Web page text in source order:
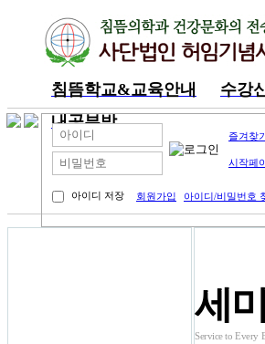
침뜸학교&교육안내 수강
내공부방
즐겨찾
시작페
아이디 저장 회원가입 아이디/비밀번호
세
Service to Every